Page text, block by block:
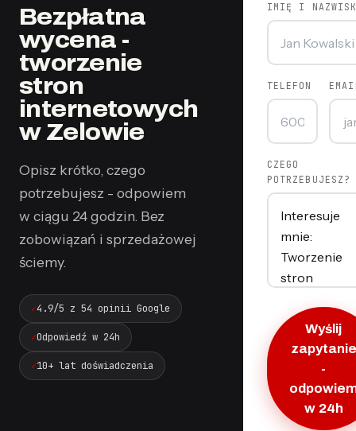
Bezpłatna
wycena -
tworzenie
stron
internetowych
w Zelowie
Opisz krótko, czego
potrzebujesz - odpowiem
w ciągu 24 godzin. Bez
zobowiązań i sprzedażowej
ściemy.
4.9/5 z 54 opinii Google
Odpowiedź w 24h
10+ lat doświadczenia
IMIĘ I
TELEFON
CZEGO
POTRZEBUJESZ?
Wyślij
zapytanie
-
w 24h